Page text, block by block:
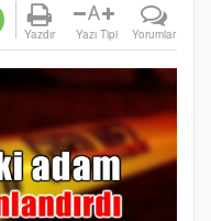
Yazdır
A
Yazı Tipi Yorumlar